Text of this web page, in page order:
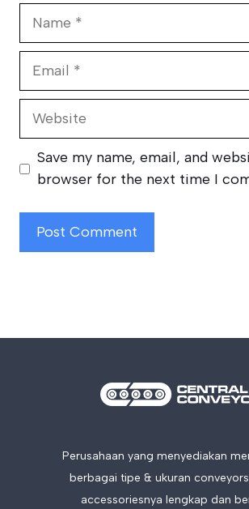
Website
Save my name, email, and
browser for the next time I
Perusahaan yang menyediakan
berbagai tipe & ukuran
accessoriesnya lengkap dan